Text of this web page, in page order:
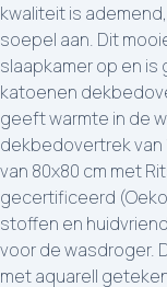
kwaliteit is
soepel aan. Dit
slaapkamer op en
katoenen
geeft warmte in de
dekbedovertrek van
van 80x80 cm met
gecertificeerd
stoffen en
voor de wasdroger.
met aquarell